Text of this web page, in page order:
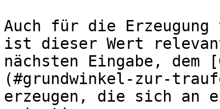
Auch für die
ist dieser Wert
nächsten Eingabe,
(#grundwinkel-zur-
erzeugen, die sich an